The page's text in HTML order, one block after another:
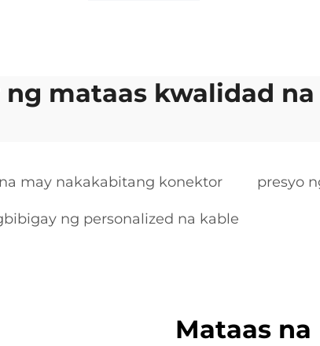
mataas kwalidad
may nakakabitang konektor presyo
ng personalized na kable
Mataas